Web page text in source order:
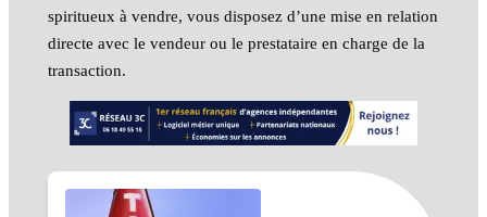
spiritueux à vendre, vous disposez d’une mise en relation
directe avec le vendeur ou le prestataire en charge de la
transaction.